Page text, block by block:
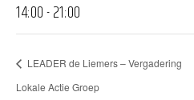
14:00 - 21:00
LEADER de Liemers – Vergadering
Lokale Actie Groep